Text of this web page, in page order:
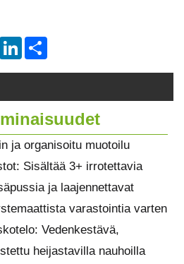
PinterestLinkedIn
ja organisoitu muotoilu
Sisältää 3+ irrotettavia
ja laajennettavat
varastointia varten
Vedenkestävä,
heijastavilla nauhoilla